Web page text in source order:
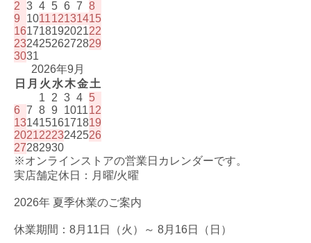
2 3 4 5 6 7 8
9
101112131415
16171819202122
23242526272829
3031
2026年9月
日 月 火 水木金土
1
2 3 4 5
6 7 8 9 101112
13141516171819
20212223242526
27282930
※オンラインストアの営業日カレンダーです。
実店舗定休日：月曜/火曜
2026年 夏季休業のご案内
休業期間：8月11日（火）～ 8月16日（日）